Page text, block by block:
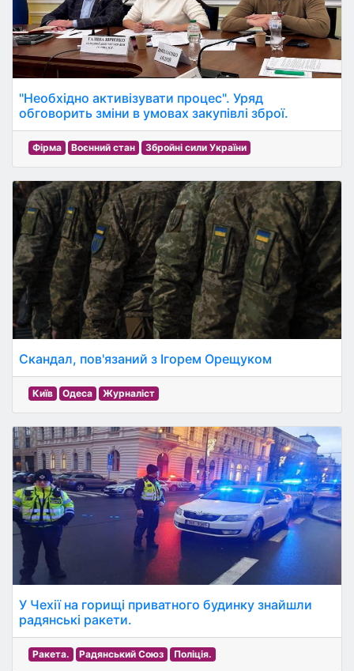
"Необхідно активізувати процес". Уряд
обговорить зміни в умовах закупівлі зброї.
Фірма Воєнний стан Збройні сили України
Скандал, пов'язаний з Ігорем Орещуком
Київ Одеса Журналіст
У Чехії на горищі приватного будинку знайшли
радянські ракети.
Ракета. Радянський Союз Поліція.